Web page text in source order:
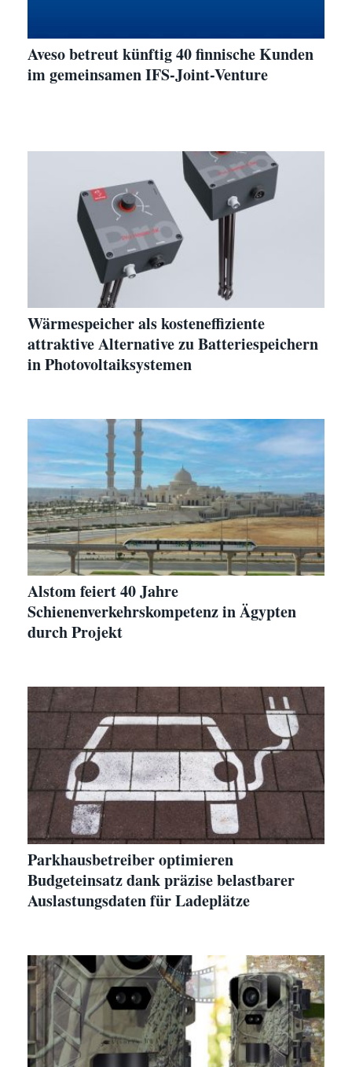
Aveso betreut künftig 40 finnische Kunden
im gemeinsamen IFS-Joint-Venture
Wärmespeicher als kosteneffiziente
attraktive Alternative zu Batteriespeichern
in Photovoltaiksystemen
Alstom feiert 40 Jahre
Schienenverkehrskompetenz in Ägypten
durch Projekt
Parkhausbetreiber optimieren
Budgeteinsatz dank präzise belastbarer
Auslastungsdaten für Ladeplätze